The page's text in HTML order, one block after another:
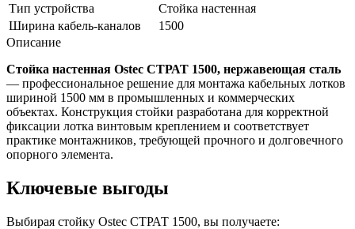
Тип устройства
Стойка настенная
Ширина кабель-каналов
1500
Описание
Стойка настенная Ostec СТРАТ 1500, нержавеющая сталь
— профессиональное решение для монтажа кабельных лотков
шириной 1500 мм в промышленных и коммерческих
объектах. Конструкция стойки разработана для корректной
фиксации лотка винтовым креплением и соответствует
практике монтажников, требующей прочного и долговечного
опорного элемента.
Ключевые выгоды
Выбирая стойку Ostec СТРАТ 1500, вы получаете: